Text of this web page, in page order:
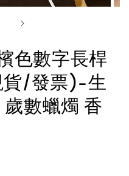
色數字長桿
/發票)-生
數蠟燭 香